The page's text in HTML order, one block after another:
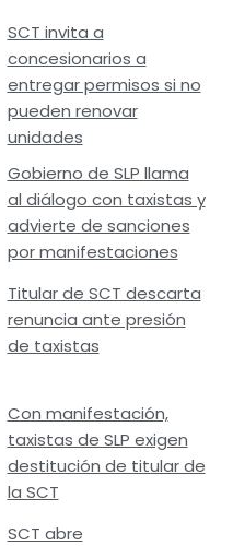
SCT invita a
concesionarios a
entregar permisos si no
pueden renovar
unidades
Gobierno de SLP llama
al diálogo con taxistas y
advierte de sanciones
por manifestaciones
Titular de SCT descarta
renuncia ante presión
de taxistas
Con manifestación,
taxistas de SLP exigen
destitución de titular de
la SCT
SCT abre